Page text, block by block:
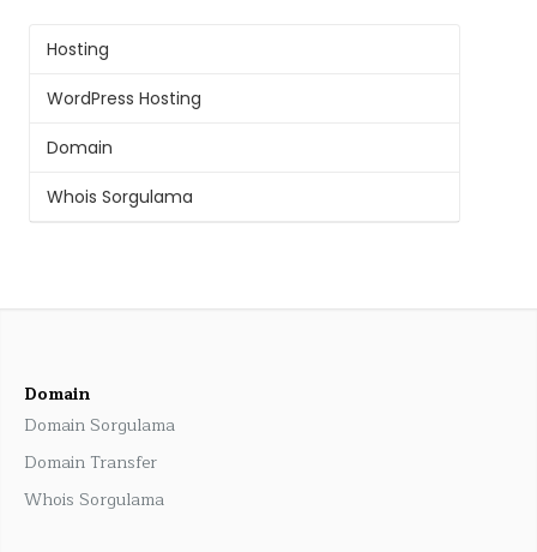
Hosting
WordPress Hosting
Domain
Whois Sorgulama
Domain
Domain Sorgulama
Domain Transfer
Whois Sorgulama